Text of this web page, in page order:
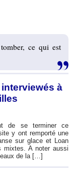
ce qui est
à
de se terminer ce
y ont remporté une
sur glace et Loan
mixtes. A noter aussi
de la […]